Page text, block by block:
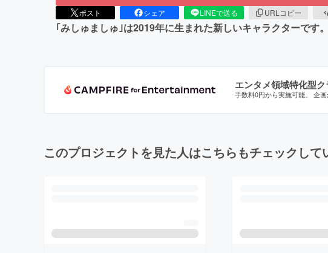
ポスト シェア LINEで送る URLコピー
｢みしゅましゅ｣は2019年に生まれた新しいキャラクターで
エンタメ領域特化型
手数料0円から実施可能。 企
このプロジェクトを見た人はこちらもチェックして